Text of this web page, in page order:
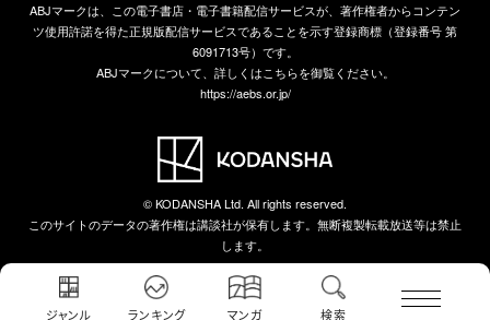
ジャンル ランキング マンガ 検索
ABJマークは、この電子書店・電子書籍配信サービスが、著作権者からコンテン
ツ使用許諾を得た正規版配信サービスであることを示す登録商標（登録番号 第
6091713号）です。
ABJマークについて、詳しくはこちらを御覧ください。
https://aebs.or.jp/
© KODANSHA Ltd. All rights reserved.
このサイトのデータの著作権は講談社が保有します。無断複製転載放送等は禁止
します。